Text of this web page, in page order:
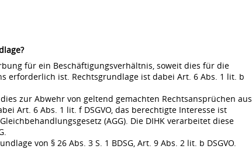
für ein Beschäftigungsverhältnis, soweit dies für die
erforderlich ist. Rechtsgrundlage ist dabei Art. 6 Abs. 1 lit. b
zur Abwehr von geltend gemachten Rechtsansprüchen aus
Art. 6 Abs. 1 lit. f DSGVO, das berechtigte Interesse ist
(AGG). Die DIHK verarbeitet diese
von § 26 Abs. 3 S. 1 BDSG, Art. 9 Abs. 2 lit. b DSGVO.